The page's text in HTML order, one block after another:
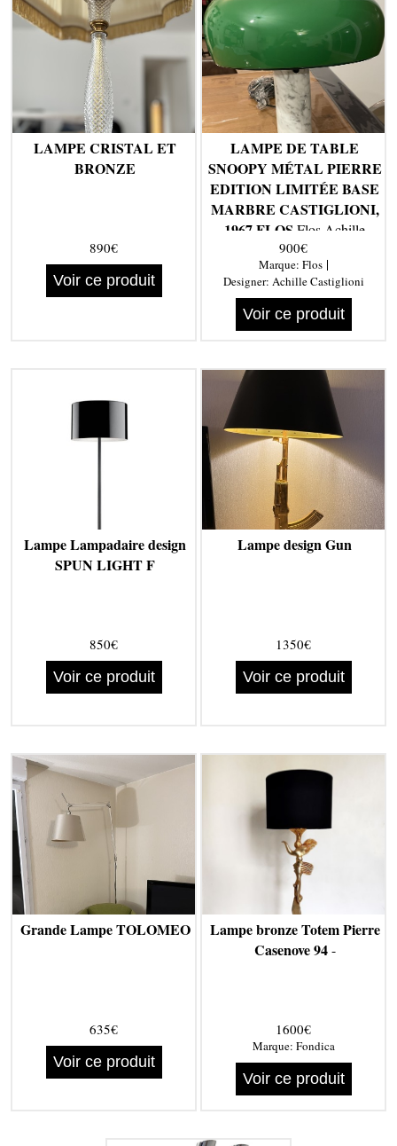
LAMPE CRISTAL ET
BRONZE
890€
Voir ce produit
LAMPE DE TABLE
SNOOPY MÉTAL PIERRE
EDITION LIMITÉE BASE
MARBRE CASTIGLIONI,
1967 FLOS Flos Achille
Castiglioni
900€
Marque: Flos|
Designer: Achille Castiglioni
Voir ce produit
Lampe Lampadaire design
SPUN LIGHT F
850€
Voir ce produit
Lampe design Gun
1350€
Voir ce produit
Grande Lampe TOLOMEO
635€
Voir ce produit
Lampe bronze Totem Pierre
Casenove 94-
1600€
Marque: Fondica
Voir ce produit